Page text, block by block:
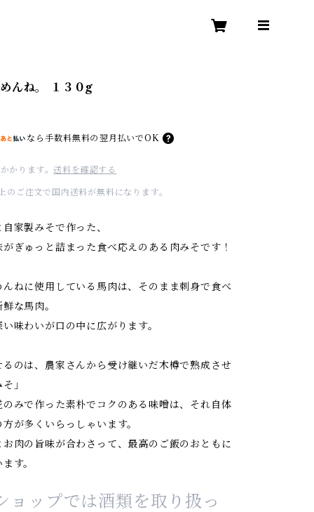
んね。 １３０g
なら 手数料無料の 翌月払いでOK
かります。送料を確認する
のご注文で国内送料が無料になります。
家製みそで作った、
ぎゅっと詰まった食べ応えのある肉みそです！
ねに使用している馬肉は、そのまま刺身で食べ
な馬肉。
味わいが口の中に広がります。
のは、農家さんから受け継いだ木樽で熟成させ
」
みで作った素朴でコクのある味噌は、それ自体
が多くいらっしゃいます。
肉の旨味が合わさって、最高のご飯のおともに
す。
ョップでは酒類を取り扱っ